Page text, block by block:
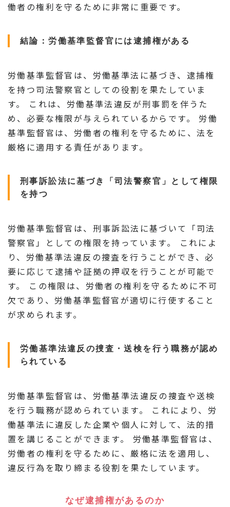
働者の権利を守るために非常に重要です。
結論：労働基準監督官には逮捕権がある
労働基準監督官は、労働基準法に基づき、逮捕権
を持つ司法警察官としての役割を果たしていま
す。 これは、労働基準法違反が刑事罰を伴うた
め、必要な権限が与えられているからです。 労働
基準監督官は、労働者の権利を守るために、法を
厳格に適用する責任があります。
刑事訴訟法に基づき「司法警察官」として権限
を持つ
労働基準監督官は、刑事訴訟法に基づいて「司法
警察官」としての権限を持っています。 これによ
り、労働基準法違反の捜査を行うことができ、必
要に応じて逮捕や証拠の押収を行うことが可能で
す。 この権限は、労働者の権利を守るために不可
欠であり、労働基準監督官が適切に行使すること
が求められます。
労働基準法違反の捜査・送検を行う職務が認め
られている
労働基準監督官は、労働基準法違反の捜査や送検
を行う職務が認められています。 これにより、労
働基準法に違反した企業や個人に対して、法的措
置を講じることができます。 労働基準監督官は、
労働者の権利を守るために、厳格に法を適用し、
違反行為を取り締まる役割を果たしています。
なぜ逮捕権があるのか